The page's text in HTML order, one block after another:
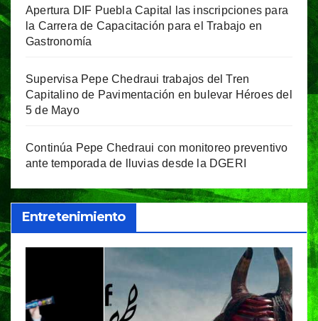
Apertura DIF Puebla Capital las inscripciones para
la Carrera de Capacitación para el Trabajo en
Gastronomía
Supervisa Pepe Chedraui trabajos del Tren
Capitalino de Pavimentación en bulevar Héroes del
5 de Mayo
Continúa Pepe Chedraui con monitoreo preventivo
ante temporada de lluvias desde la DGERI
Entretenimiento